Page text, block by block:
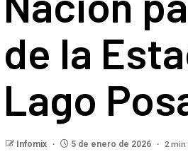
de la
Lago
Infomix 5 de enero de 2026 2 min